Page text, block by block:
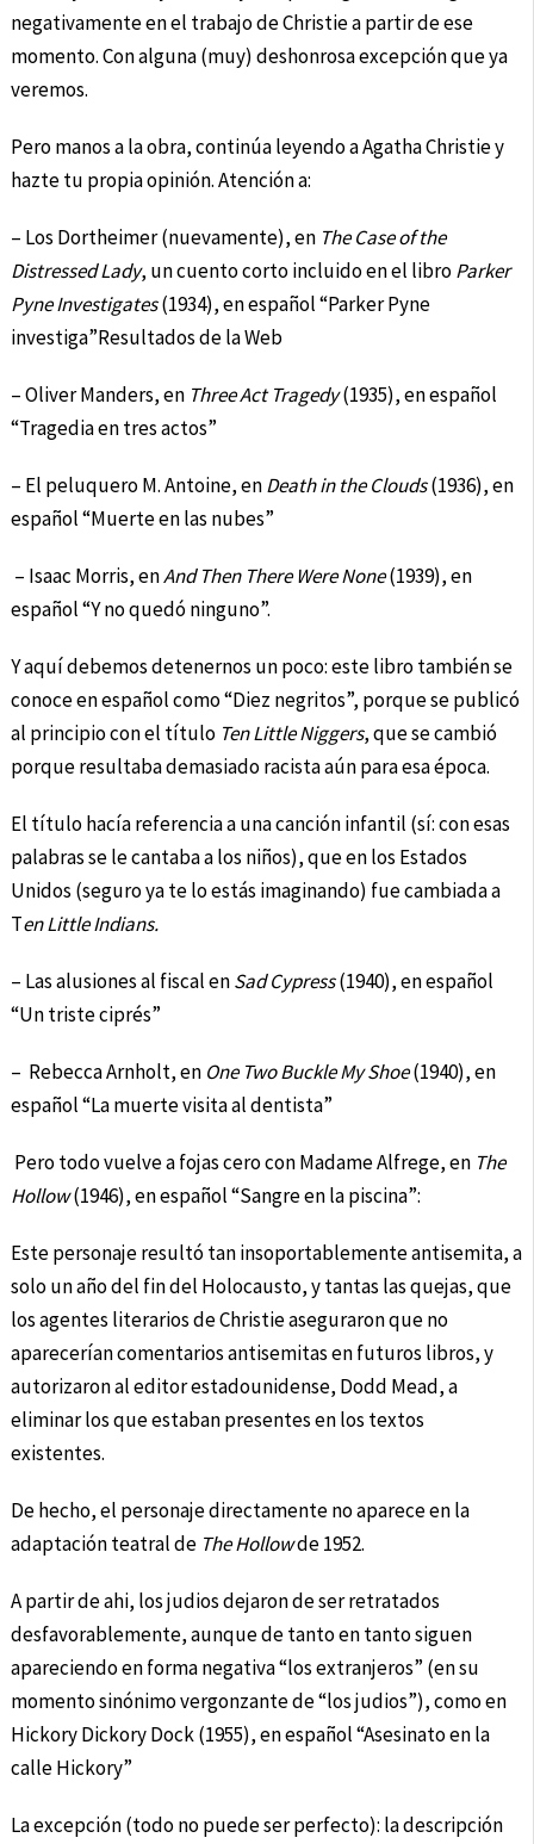
negativamente en el trabajo de Christie a partir de ese
momento. Con alguna (muy) deshonrosa excepción que ya
veremos.
Pero manos a la obra, continúa leyendo a Agatha Christie y
hazte tu propia opinión. Atención a:
– Los Dortheimer (nuevamente), en The Case of the
Distressed Lady, un cuento corto incluido en el libroParker
Pyne Investigates(1934), en español “Parker Pyne
investiga”Resultados de la Web
– Oliver Manders, en Three Act Tragedy(1935), en español
“Tragedia en tres actos”
– El peluquero M. Antoine, enDeath in the Clouds(1936), en
español “Muerte en las nubes”
– Isaac Morris, enAnd Then There Were None(1939), en
español “Y no quedó ninguno”.
Y aquí debemos detenernos un poco: este libro también se
conoce en español como “Diez negritos”, porque se publicó
al principio con el título Ten Little Niggers, que se cambió
porque resultaba demasiado racista aún para esa época.
El título hacía referencia a una canción infantil (sí: con esas
palabras se le cantaba a los niños), que en los Estados
Unidos (seguro ya te lo estás imaginando) fue cambiada a
Ten Little Indians.
– Las alusiones al fiscal enSad Cypress(1940), en español
“Un triste ciprés”
– Rebecca Arnholt, en One Two Buckle My Shoe(1940), en
español “La muerte visita al dentista”
Pero todo vuelve a fojas cero con Madame Alfrege, en The
Hollow(1946), en español “Sangre en la piscina”:
Este personaje resultó tan insoportablemente antisemita, a
solo un año del fin del Holocausto, y tantas las quejas, que
los agentes literarios de Christie aseguraron que no
aparecerían comentarios antisemitas en futuros libros, y
autorizaron al editor estadounidense, Dodd Mead, a
eliminar los que estaban presentes en los textos
existentes.
De hecho, el personaje directamente no aparece en la
adaptación teatral de The Hollowde 1952.
A partir de ahi, los judios dejaron de ser retratados
desfavorablemente, aunque de tanto en tanto siguen
apareciendo en forma negativa “los extranjeros” (en su
momento sinónimo vergonzante de “los judios”), como en
Hickory Dickory Dock (1955), en español “Asesinato en la
calle Hickory”
La excepción (todo no puede ser perfecto): la descripción